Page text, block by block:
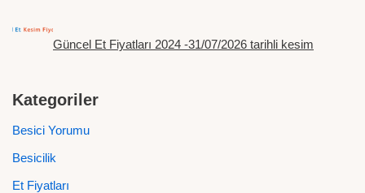
Güncel Et Fiyatları 2024 -31/07/2026 tarihli kesim
Kategoriler
Besici Yorumu
Besicilik
Et Fiyatları